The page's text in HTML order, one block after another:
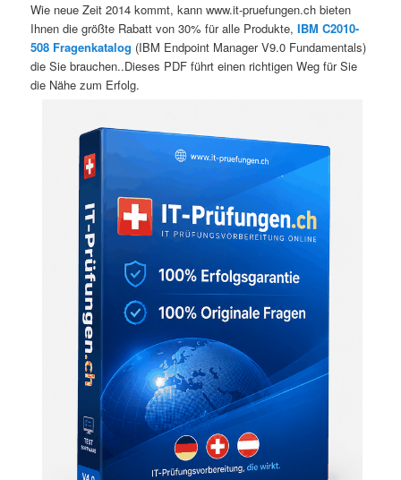
Wie neue Zeit 2014 kommt, kann www.it-pruefungen.ch bieten
Ihnen die größte Rabatt von 30% für alle Produkte,IBM C2010-
508 Fragenkatalog (IBM Endpoint Manager V9.0 Fundamentals)
die Sie brauchen..Dieses PDF führt einen richtigen Weg für Sie
die Nähe zum Erfolg.